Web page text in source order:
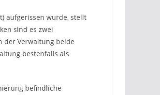
aufgerissen wurde, stellt
sind es zwei
der Verwaltung beide
bestenfalls als
befindliche